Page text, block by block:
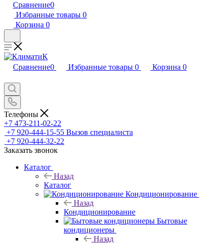
Сравнение0
Избранные товары 0
Корзина 0
Сравнение0 Избранные товары 0 Корзина 0
Телефоны
+7 473-211-02-22
+7 920-444-15-55 Вызов специалиста
+7 920-444-32-22
Заказать звонок
Каталог
Назад
Каталог
Кондиционирование
Назад
Кондиционирование
Бытовые
кондиционеры
Назад